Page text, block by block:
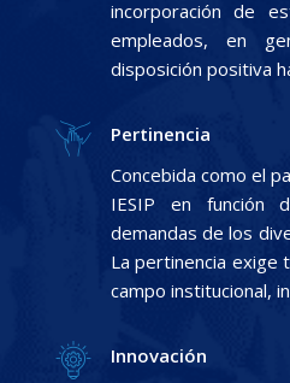
incorporación de
empleados, en
disposición positiva
Pertinencia
Concebida como el
IESIP en función
demandas de los
La pertinencia exige
campo institucional,
Innovación